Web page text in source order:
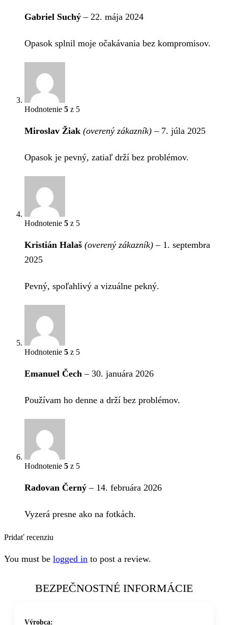
Gabriel Suchý– 22. mája 2024
Opasok splnil moje očakávania bez kompromisov.
Hodnotenie 5 z 5
Miroslav Žiak (overený zákazník) – 7. júla 2025
Opasok je pevný, zatiaľ drží bez problémov.
Hodnotenie 5 z 5
Kristián Halaš (overený zákazník) – 1. septembra
2025
Pevný, spoľahlivý a vizuálne pekný.
Hodnotenie 5 z 5
Emanuel Čech– 30. januára 2026
Používam ho denne a drží bez problémov.
Hodnotenie 5 z 5
Radovan Černý– 14. februára 2026
Vyzerá presne ako na fotkách.
Pridať recenziu
You must be logged in to post a review.
BEZPEČNOSTNÉ INFORMÁCIE
Výrobca: